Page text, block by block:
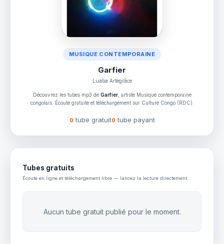
MUSIQUE CONTEMPORAINE
Garfier
Luaba Artégrâce
Découvrez les tubes mp3 de Garfier, artiste Musique contemporaine
congolais. Écoute gratuite et téléchargement sur Culture Congo (RDC).
0 tube gratuit0 tube payant
Tubes gratuits
Écoute en ligne et téléchargement libre — lancez la lecture directement.
Aucun tube gratuit publié pour le moment.